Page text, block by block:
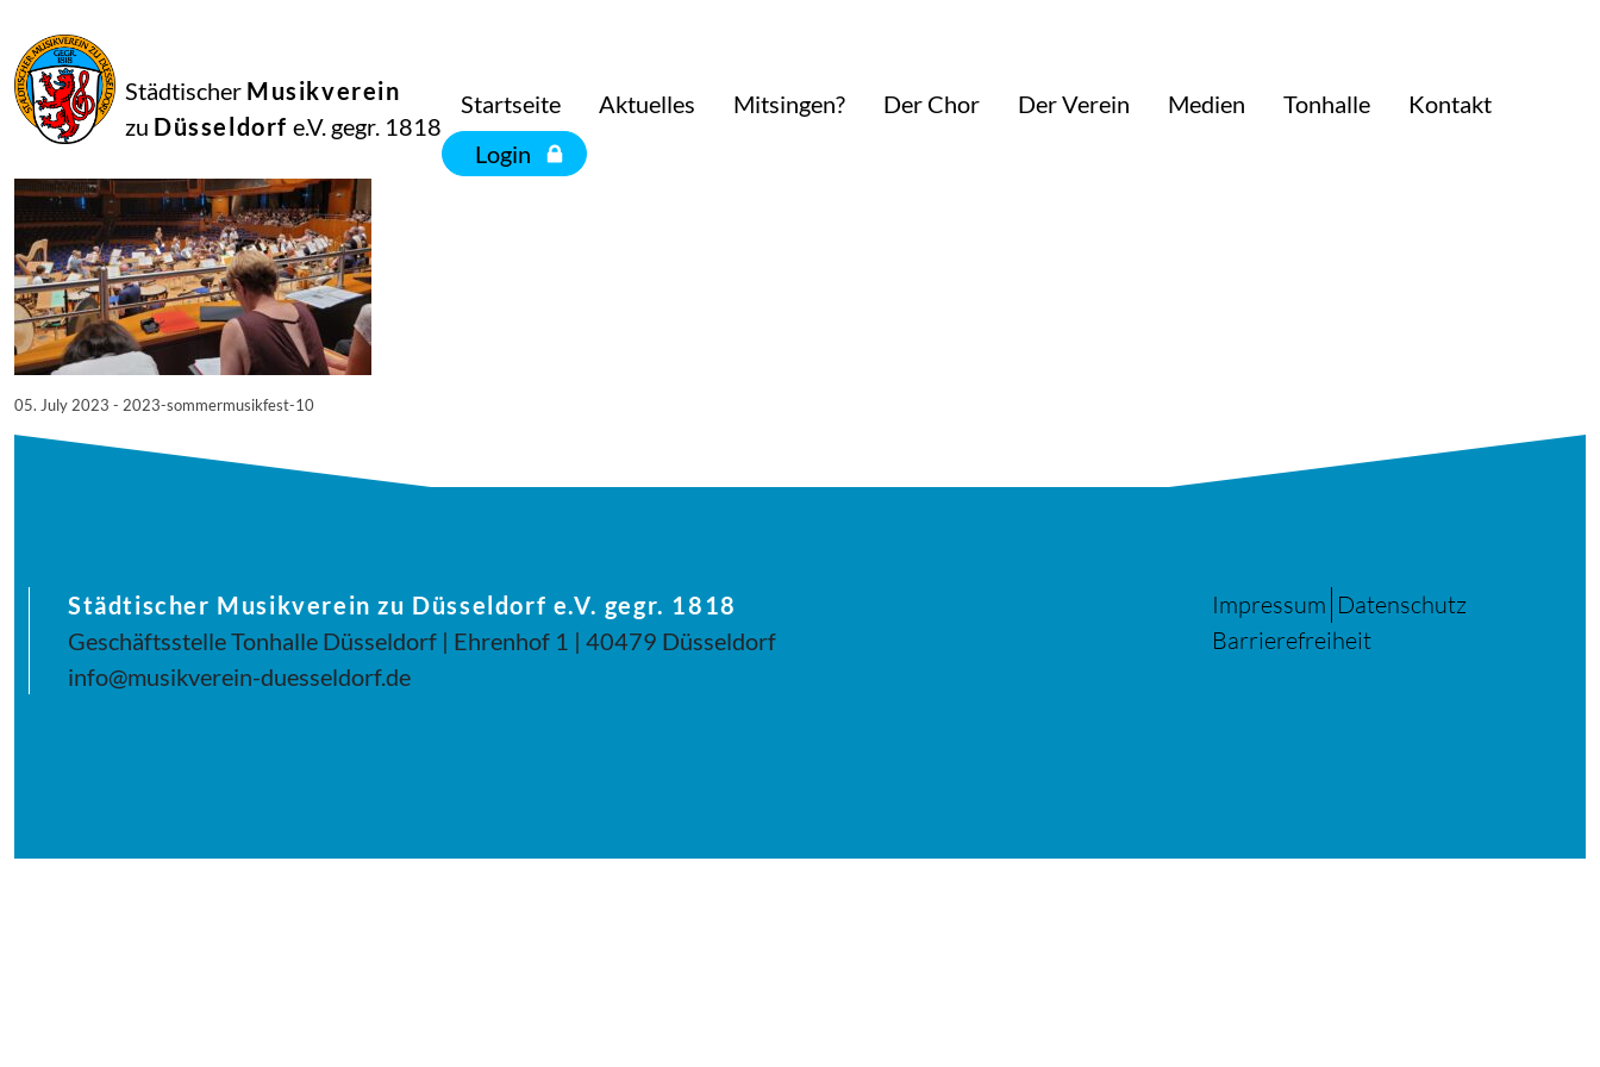
Städtischer Musikverein
zu Düsseldorf e.V. gegr. 1818
Startseite Aktuelles Mitsingen? Der Chor Der Verein Medien Tonhalle
Kontakt
Login
2023
Manfred Hill
2023 Sommermusikfest 10
05. July 2023 - 2023-sommermusikfest-10
Städtischer Musikverein zu Düsseldorf e.V. gegr. 1818
Geschäftsstelle Tonhalle Düsseldorf | Ehrenhof 1 | 40479 Düsseldorf
info@musikverein-duesseldorf.de
Impressum Datenschutz
Barrierefreiheit